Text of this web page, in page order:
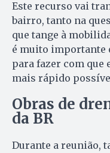
Este recurso vai
bairro, tanto na
que tange à
é muito importante
para fazer com que
mais rápido
Obras de
da BR
Durante a reunião,